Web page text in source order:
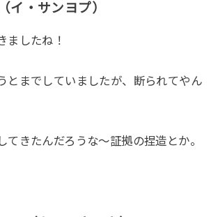
イ・サンヨプ）
ましたね！
とまでしていましたが、断られてやん
てきたんだろうな～証拠の捏造とか。